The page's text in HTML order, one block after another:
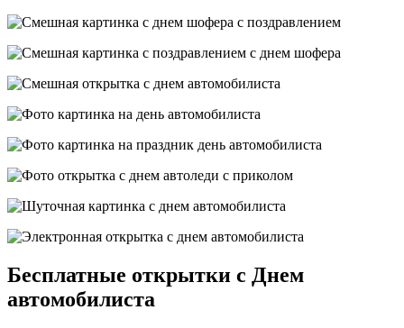
Бесплатные открытки с Днем
автомобилиста